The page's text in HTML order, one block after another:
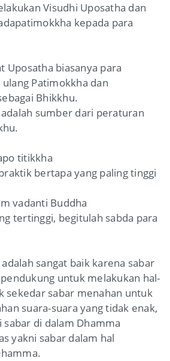
Visudhi Uposatha dan
kepada para
Uposatha biasanya para
Patimokkha dan
Bhikkhu.
sumber dari peraturan
titikkha
bertapa yang paling tinggi
vadanti Buddha
tertinggi, begitulah sabda para
sangat baik karena sabar
untuk melakukan hal-
sekedar sabar menahan untuk
suara-suara yang tidak enak,
di dalam Dhamma
yakni sabar dalam hal